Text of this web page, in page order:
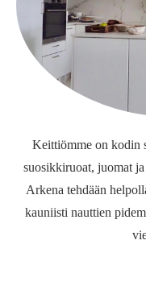
Keittiömme on kodin
suosikkiruoat, juomat
Arkena tehdään
kauniisti nauttien